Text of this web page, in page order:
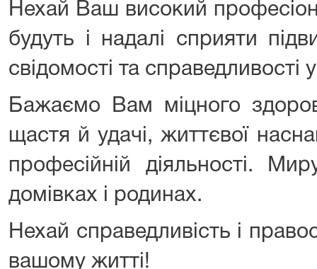
Нехай Ваш високий
будуть і надалі сприяти
свідомості та справедливості
Бажаємо Вам міцного
щастя й удачі, життєвої
професійній діяльності.
домівках і родинах.
Нехай справедливість і
вашому житті!